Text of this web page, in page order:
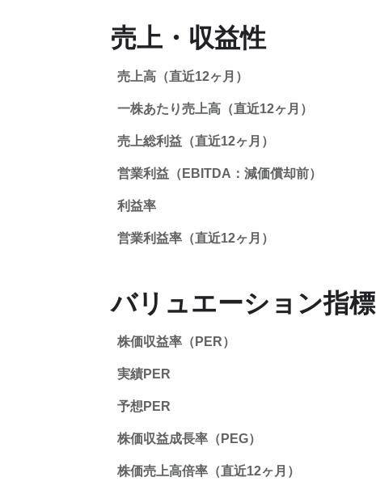
売上・収益性
売上高（直近12ヶ月）
一株あたり売上高（直近12ヶ月）
売上総利益（直近12ヶ月）
営業利益（EBITDA：減価償却前）
利益率
営業利益率（直近12ヶ月）
バリュエーション指標
株価収益率（PER）
実績PER
予想PER
株価収益成長率（PEG）
株価売上高倍率（直近12ヶ月）